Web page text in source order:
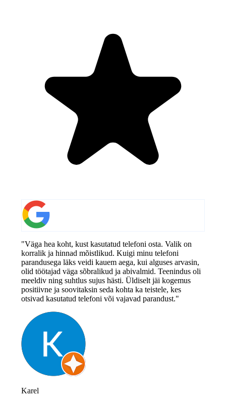
"Väga hea koht, kust kasutatud telefoni osta. Valik on
korralik ja hinnad mõistlikud. Kuigi minu telefoni
parandusega läks veidi kauem aega, kui alguses arvasin,
olid töötajad väga sõbralikud ja abivalmid. Teenindus oli
meeldiv ning suhtlus sujus hästi. Üldiselt jäi kogemus
positiivne ja soovitaksin seda kohta ka teistele, kes
otsivad kasutatud telefoni või vajavad parandust."
Karel